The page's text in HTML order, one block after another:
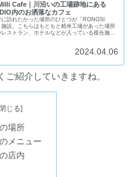
Cafe｜川沿いの工場跡地にある
内のお洒落なカフェ
訪れたかった場所のひとつが「RONGSI
設。こちらはもともと精米工場があった場所
ストラン、ホテルなどが入っている複合施設
2024.04.06
紹介していきますね。
場所
メニュー
店内